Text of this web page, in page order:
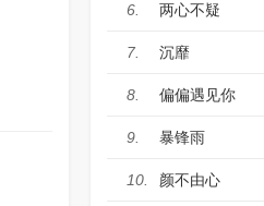
6. 两心不疑
7. 沉靡
8. 偏偏遇见你
9. 暴锋雨
10. 颜不由心